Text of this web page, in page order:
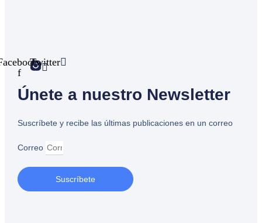
f
Twitter
Únete a nuestro Newsletter
Suscríbete y recibe las últimas publicaciones en un correo
Correo
Suscríbete